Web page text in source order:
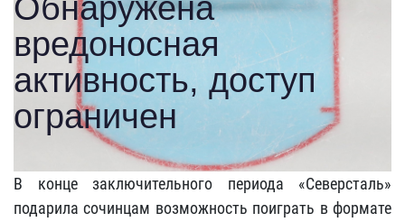
В конце заключительного периода «Северсталь»
подарила сочинцам возможность поиграть в формате